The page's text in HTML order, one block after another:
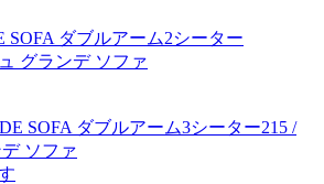
SOFA ダブルアーム2シーター
グランデ ソファ